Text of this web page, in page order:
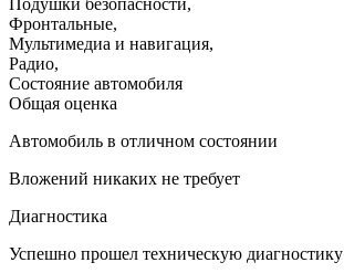
Фронтальные,
Мультимедиа и навигация,
Радио,
Состояние автомобиля
Общая оценка
Автомобиль в отличном состоянии
Вложений никаких не требует
Диагностика
Успешно прошел техническую диагностику